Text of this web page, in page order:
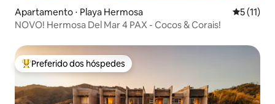
Apartamento ⋅ Playa Hermosa 5 de uma
5 (11)
NOVO! Hermosa Del Mar 4 PAX - Cocos & Corais!
Entre os melhores preferidos dos hóspedes
Preferido dos hóspedes